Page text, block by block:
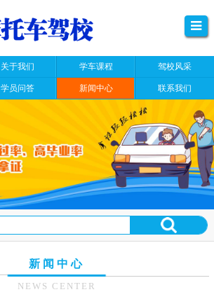
关于我们 学车课程 驾校风采
学员问答 新闻中心 联系我们
新闻中心
NEWS CENTER